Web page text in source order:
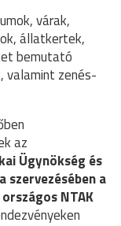
várak,
állatkertek,
bemutató
valamint zenés-
az
Ügynökség és
szervezésében a
NTAK